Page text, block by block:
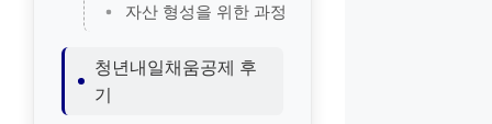
자산 형성을 위한 과정
청년내일채움공제 후
기